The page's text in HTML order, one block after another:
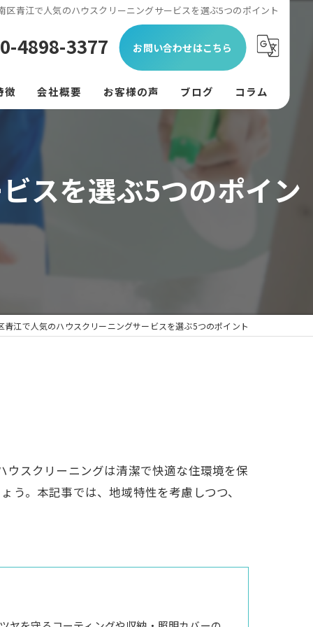
区青江で人気のハウスクリーニングサービスを選ぶ5つのポイント
4898-3377 お問い合わせはこちら
徴
ング
会社概要 お客様の声 ブログ コラム
スを選ぶ5つのポイン
青江で人気のハウスクリーニングサービスを選ぶ5つのポイント
スクリーニングは清潔で快適な住環境を保
。本記事では、地域特性を考慮しつつ、